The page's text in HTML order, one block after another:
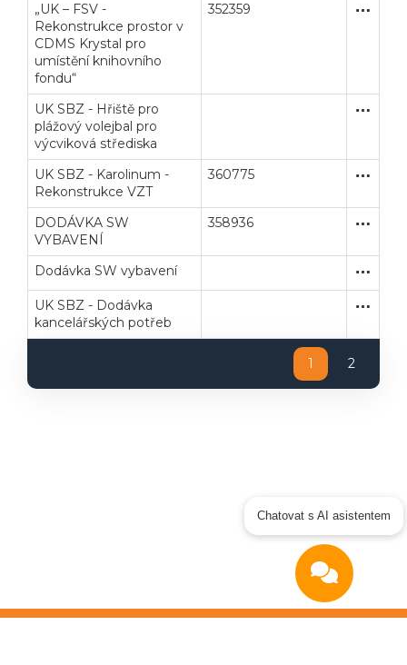
„UK – FSV -
Rekonstrukce prostor v
CDMS Krystal pro
umístění knihovního
fondu“
352359
UK SBZ - Hřiště pro
plážový volejbal pro
výcviková střediska
UK SBZ - Karolinum -
Rekonstrukce VZT
360775
DODÁVKA SW
VYBAVENÍ
358936
Dodávka SW vybavení
UK SBZ - Dodávka
kancelářských potřeb
1 2
Chatovat s AI asistentem